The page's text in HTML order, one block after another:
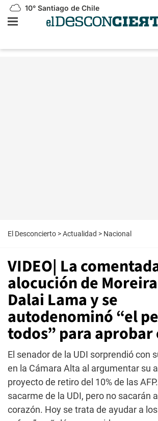
10° Santiago de Chile
El Desconcierto >Actualidad > Nacional
VIDEO| La
alocución de
Dalai Lama y se
autodenominó “el
todos” para aprobar
El senador de la UDI sorprendió con
en la Cámara Alta al argumentar su
proyecto de retiro del 10% de las
sacarme de la UDI, pero no sacarán
corazón. Hoy se trata de ayudar a